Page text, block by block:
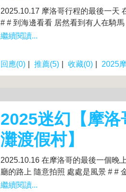
2025.10.17 摩洛哥行程的最後一天
# # 到海邊看看 居然看到有人在騎馬
繼續閱讀...
回應(0) 推薦(5) 收藏(0) 2025
2025迷幻【摩
灘渡假村】
2025.10.16 在摩洛哥的最後一個晚
廳的路上 隨意拍照 處處是風景 # #
繼續閱讀...